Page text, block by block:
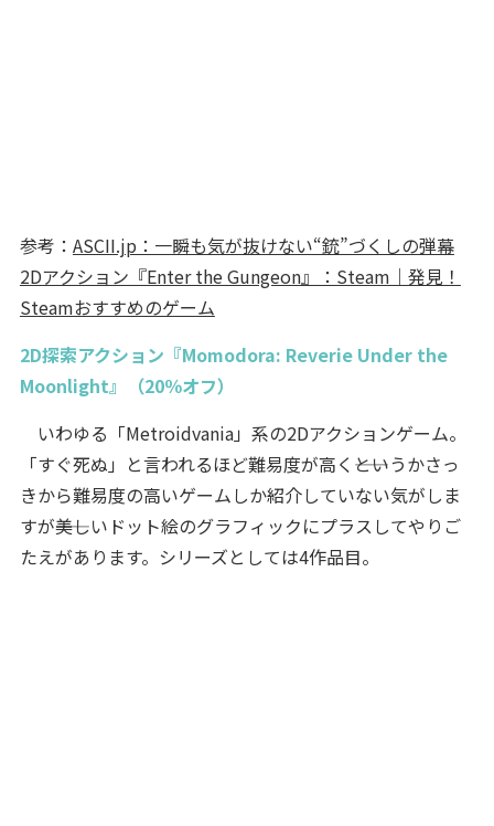
参考： ASCII.jp：一瞬も気が抜けない“銃”づくしの弾幕
2Dアクション『Enter the Gungeon』：Steam｜発見！
Steamおすすめのゲーム
2D探索アクション『Momodora: Reverie Under the
Moonlight』（20％オフ）
いわゆる「Metroidvania」系の2Dアクションゲーム。
「すぐ死ぬ」と言われるほど難易度が高く――というかさっ
きから難易度の高いゲームしか紹介していない気がしま
すが――美しいドット絵のグラフィックにプラスしてやりご
たえがあります。シリーズとしては4作品目。